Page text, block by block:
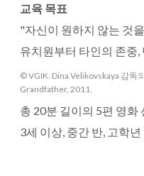
교육 목표
"자신이 원하지 않는 것
유치원부터 타인의 존중,
© VGIK. Dina Velikovskaya 감독
Grandfather, 2011.
총 20분 길이의 5편 영화
3세 이상, 중간 반, 고학